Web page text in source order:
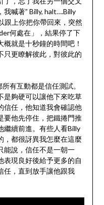
喊著” Billy, halt….Billy
跟上你把你帶回來，突然
何處在」，結果停了下
就是十秒鐘的時間吧！
只更瞭解彼此，對彼此的
有互動都是信任測試。
是夠硬可以讓他下來吃草
信任，他知道我會確認他
要他先停住，把鐵捲門推
繼續前進。有些人看Billy
，都很訝異我怎麼在這麼
能說，信任不是一朝一
表現良好後給予更多的自
任，直到放手讓他跟我